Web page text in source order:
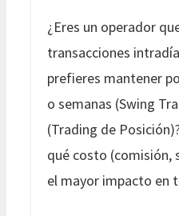
¿Eres un operador
transacciones
prefieres mantener
o semanas (Swing
(Trading de
qué costo (comisión,
el mayor impacto en